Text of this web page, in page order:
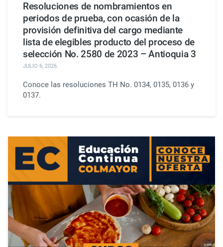
Resoluciones de nombramientos en
periodos de prueba, con ocasión de la
provisión definitiva del cargo mediante
lista de elegibles producto del proceso de
selección No. 2580 de 2023 – Antioquia 3
JULIO 6, 2026.
Conoce las resoluciones TH No. 0134, 0135, 0136 y
0137.